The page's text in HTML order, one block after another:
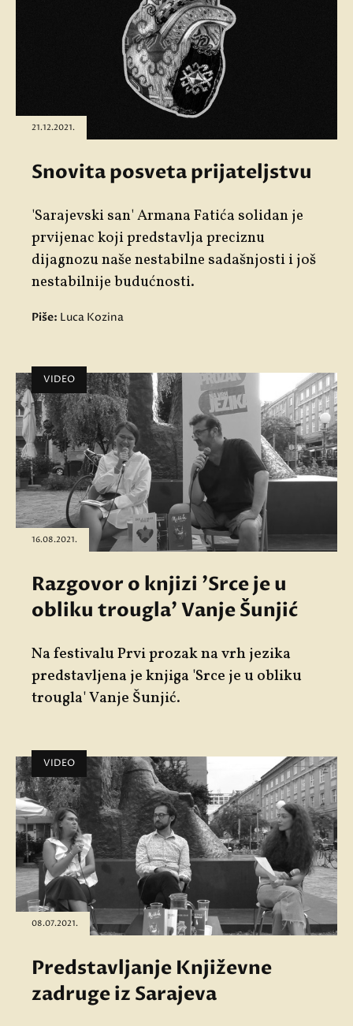
21.12.2021.
Snovita posveta prijateljstvu
'Sarajevski san'Armana Fatića solidan je
prvijenac koji predstavlja preciznu
dijagnozu naše nestabilne sadašnjosti i još
nestabilnije budućnosti.
Piše: Luca Kozina
VIDEO
16.08.2021.
Razgovor o knjizi 'Srce je u
obliku trougla' Vanje Šunjić
Na festivalu Prvi prozak na vrh jezika
predstavljena je knjiga 'Srce je u obliku
trougla' Vanje Šunjić.
VIDEO
08.07.2021.
Predstavljanje Književne
zadruge iz Sarajeva